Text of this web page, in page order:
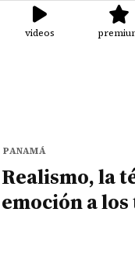
videos
PANAMÁ
Realismo, la
emoción a